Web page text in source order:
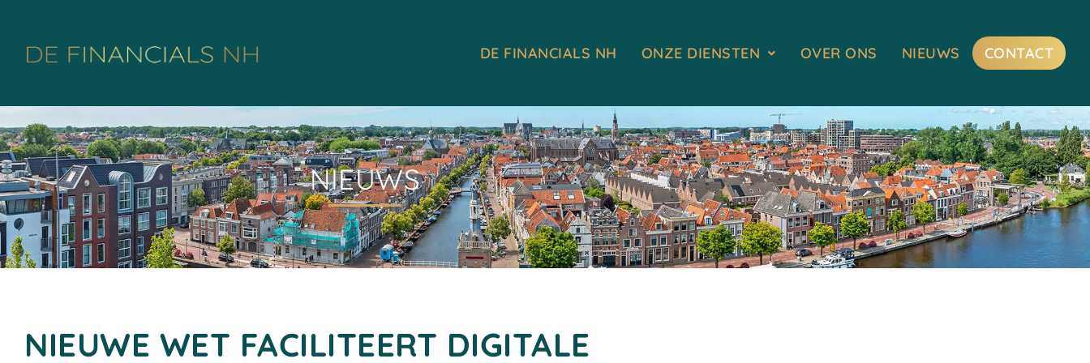
DE FINANCIALS NH ONZE DIENSTEN OVER ONS NIEUWS CONTACT
NIEUWS
NIEUWE WET FACILITEERT DIGITALE